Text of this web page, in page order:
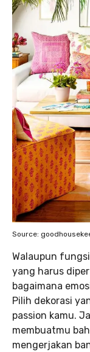
Source:
Walaupun
yang harus
bagaimana
Pilih dekorasi
passion kamu.
membuatmu
mengerjakan